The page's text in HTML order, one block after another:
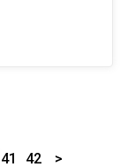
41 42 >